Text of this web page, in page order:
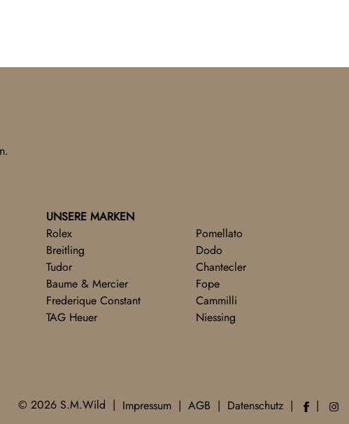
UNSERE MARKEN
Rolex
Breitling
Tudor
Baume & Mercier
Frederique Constant
TAG Heuer
Pomellato
Dodo
Chantecler
Fope
Cammilli
Niessing
© 2026 S.M.Wild Impressum AGB Datenschutz